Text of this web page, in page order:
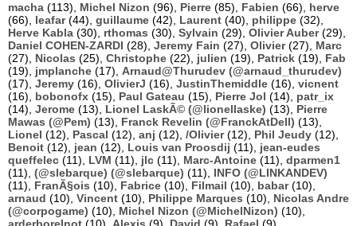
macha (113), Michel Nizon (96), Pierre (85), Fabien (66), herve
(66), leafar(44), guillaume (42), Laurent (40), philippe (32),
Herve Kabla (30), rthomas (30), Sylvain (29), Olivier Auber(29),
Daniel COHEN-ZARDI (28), Jeremy Fain (27), Olivier(27), Marc
(27), Nicolas (25), Christophe (22), julien (19), Patrick (19), Fab
(19), jmplanche (17), Arnaud@Thurudev (@arnaud_thurudev)
(17), Jeremy (16), OlivierJ (16), JustinThemiddle (16), vicnent
(16), bobonofx (15), Paul Gateau (15), Pierre Jol (14), patr_ix
(14), Jerome (13), Lionel LaskÃ© (@lionellaske) (13), Pierre
Mawas (@Pem) (13), Franck Revelin (@FranckAtDell) (13),
Lionel (12), Pascal (12), anj (12), /Olivier(12), Phil Jeudy (12),
Benoit (12), jean (12), Louis van Proosdij (11), jean-eudes
queffelec (11), LVM (11), jlc (11), Marc-Antoine (11), dparmen1
(11), (@slebarque) (@slebarque) (11), INFO (@LINKANDEV)
(11), FranÃ§ois (10), Fabrice (10), Filmail (10), babar(10),
arnaud (10), Vincent (10), Philippe Marques (10), Nicolas Andre
(@corpogame) (10), Michel Nizon (@MichelNizon) (10),